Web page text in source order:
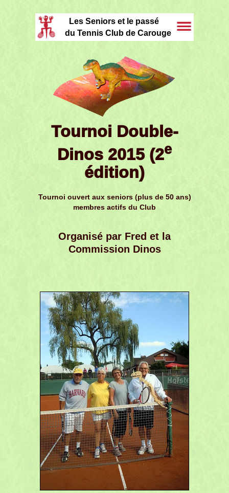
Les Seniors et le passé
du Tennis Club de Carouge
Tournoi Double-
Dinos 2015 (2e
édition)
Tournoi ouvert aux seniors (plus de 50 ans)
membres actifs du Club
Organisé par Fred et la
Commission Dinos